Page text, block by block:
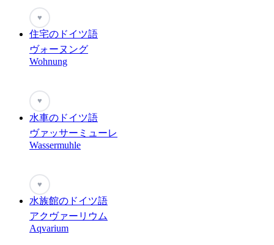
♥
住宅のドイツ語
ヴォーヌング
Wohnung
♥
水車のドイツ語
ヴァッサーミューレ
Wassermuhle
♥
水族館のドイツ語
アクヴァーリウム
Aqvarium